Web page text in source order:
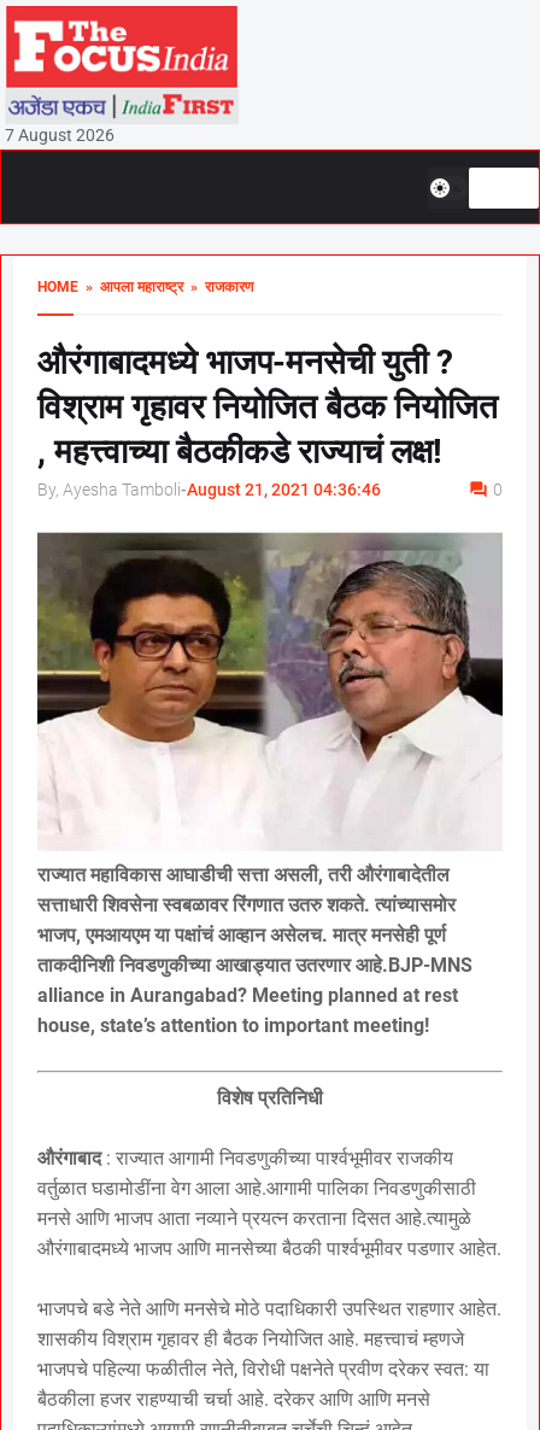
7 August 2026
HOME » आपला महाराष्ट्र» राजकारण
औरंगाबादमध्ये भाजप-मनसेची युती ?
विश्राम गृहावर नियोजित बैठक नियोजित
, महत्त्वाच्या बैठकीकडे राज्याचं लक्ष!
By, Ayesha Tamboli-August 21, 2021 04:36:46 0
राज्यात महाविकास आघाडीची सत्ता असली, तरी औरंगाबादेतील
सत्ताधारी शिवसेना स्वबळावर रिंगणात उतरु शकते. त्यांच्यासमोर
भाजप, एमआयएम या पक्षांचं आव्हान असेलच. मात्र मनसेही पूर्ण
ताकदीनिशी निवडणुकीच्या आखाड्यात उतरणार आहे.BJP-MNS
alliance in Aurangabad? Meeting planned at rest
house, state’s attention to important meeting!
विशेष प्रतिनिधी
औरंगाबाद: राज्यात आगामी निवडणुकीच्या पार्श्वभूमीवर राजकीय
वर्तुळात घडामोडींना वेग आला आहे.आगामी पालिका निवडणुकीसाठी
मनसे आणि भाजप आता नव्याने प्रयत्न करताना दिसत आहे.त्यामुळे
औरंगाबादमध्ये भाजप आणि मानसेच्या बैठकी पार्श्वभूमीवर पडणार आहेत.
भाजपचे बडे नेते आणि मनसेचे मोठे पदाधिकारी उपस्थित राहणार आहेत.
शासकीय विश्राम गृहावर ही बैठक नियोजित आहे. महत्त्वाचं म्हणजे
भाजपचे पहिल्या फळीतील नेते, विरोधी पक्षनेते प्रवीण दरेकर स्वत: या
बैठकीला हजर राहण्याची चर्चा आहे. दरेकर आणि आणि मनसे